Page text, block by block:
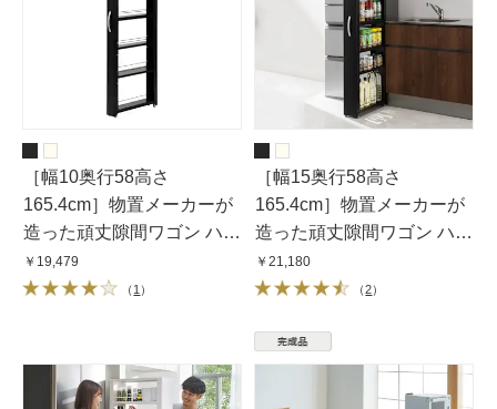
［幅10奥行58高さ
165.4cm］物置メーカーが
造った頑丈隙間ワゴン ハイ
タイプ
￥19,479
（ 1 ）
［幅15奥行58高さ
165.4cm］物置メーカーが
造った頑丈隙間ワゴン ハイ
タイプ
￥21,180
（2）